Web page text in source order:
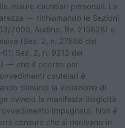
misure cautelari personali. La
— richiamando le Sezioni
2000, Audino, Rv. 215828) e
(Sez. 2, n. 27866 del
Sez. 2, n. 9212 del
— che il ricorso per
cautelari è
denunci la violazione di
ovvero la manifesta illogicità
impugnato. Non è
censure che si risolvano in